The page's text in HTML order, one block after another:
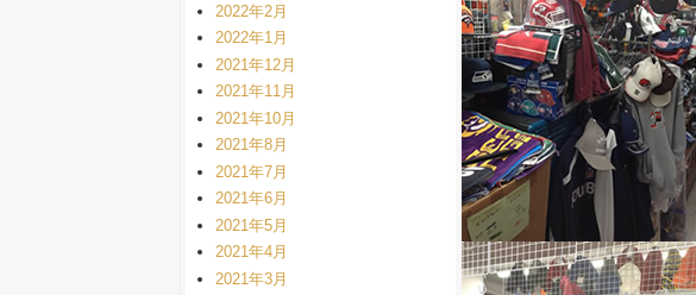
2022年2月
2022年1月
2021年12月
2021年11月
2021年10月
2021年8月
2021年7月
2021年6月
2021年5月
2021年4月
2021年3月